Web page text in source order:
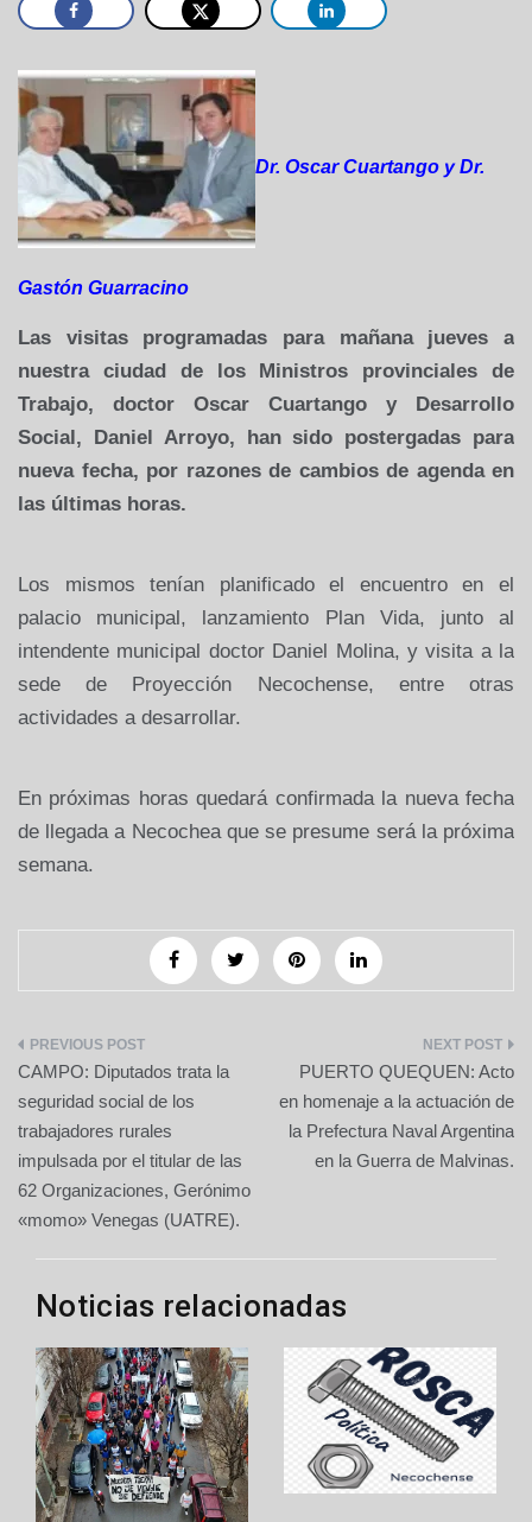
Dr. Oscar Cuartango y Dr.
Gastón Guarracino
Las visitas programadas
para mañana jueves a
nuestra ciudad de los Ministros provinciales
de
Trabajo, doctor Oscar Cuartango y Desarrollo
Social, Daniel Arroyo, han sido postergadas para
nueva fecha, por razones de cambios de agenda en
las últimas horas.
Los mismos tenían planificado el encuentro en el
palacio municipal, lanzamiento Plan Vida, junto al
intendente municipal doctor Daniel Molina, y visita a la
sede de Proyección Necochense, entre otras
actividades a desarrollar.
En próximas horas quedará confirmada la nueva fecha
de llegada a Necochea que se presume será la próxima
semana.
Navegación
de
entradas
CAMPO: Diputados trata la
seguridad social de los
trabajadores rurales
impulsada por el titular de las
62 Organizaciones, Gerónimo
«momo» Venegas (UATRE).
PUERTO QUEQUEN: Acto
en homenaje a la actuación de
la Prefectura Naval Argentina
en la Guerra de Malvinas.
Noticias relacionadas